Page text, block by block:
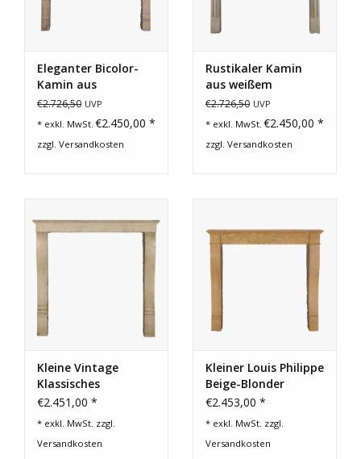
Eleganter Bicolor-
Kamin aus
französischem Stein
€2.726,50 UVP
€2.450,00 *
* exkl. MwSt.
zzgl. Versandkosten
Rustikaler Kamin
aus weißem
Kalkstein
€2.726,50 UVP
€2.450,00 *
* exkl. MwSt.
zzgl. Versandkosten
Kleine Vintage
Klassisches
Französisch Harter
Kaminmaske
€2.451,00 *
* exkl. MwSt. zzgl.
Versandkosten
Kleiner Louis Philippe
Beige-Blonder
Kalkstein-Kamin
€2.453,00 *
* exkl. MwSt. zzgl.
Versandkosten